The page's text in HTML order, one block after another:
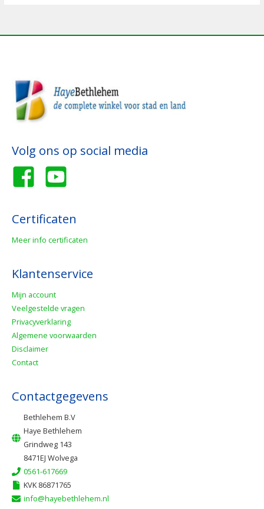
Volg ons op social media
Certificaten
Meer info certificaten
Klantenservice
Mijn account
Veelgestelde vragen
Privacyverklaring
Algemene voorwaarden
Disclaimer
Contact
Contactgegevens
Bethlehem B.V
Haye Bethlehem
Grindweg 143
8471EJ Wolvega
0561-617669
KVK 86871765
info@hayebethlehem.nl